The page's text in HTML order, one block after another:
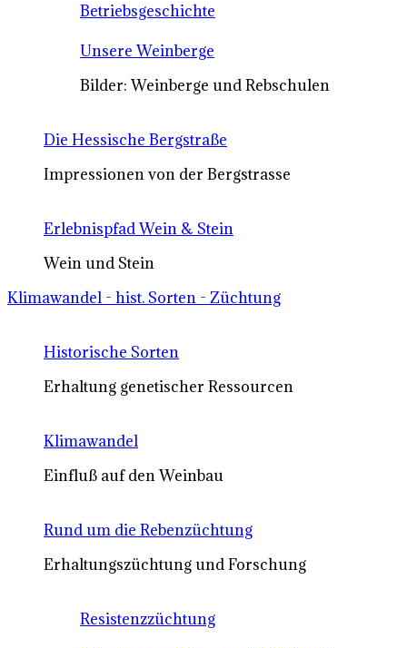
Betriebsgeschichte
Unsere Weinberge
Bilder: Weinberge und Rebschulen
Die Hessische Bergstraße
Impressionen von der Bergstrasse
Erlebnispfad Wein & Stein
Wein und Stein
Klimawandel - hist. Sorten - Züchtung
Historische Sorten
Erhaltung genetischer Ressourcen
Klimawandel
Einfluß auf den Weinbau
Rund um die Rebenzüchtung
Erhaltungszüchtung und Forschung
Resistenzzüchtung